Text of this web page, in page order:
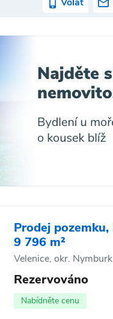
Prodej
9 796 m²
Velenice, okr. Nymburk
Rezervováno
Nabídněte cenu